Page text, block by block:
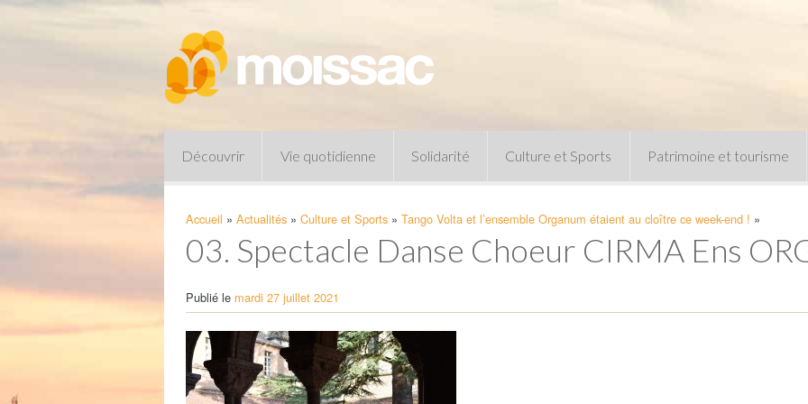
Découvrir Vie quotidienne
Pharmacies de garde
Solidarité
Permanences CCAS
CLSPD
Culture et Sports Patrimoine et tourisme
Un peu d’histoire
Centre de documentation
Archives municipales
Le musée
Accueil » Actualités » Culture et Sports » Tango Volta et l’ensemble Organum étaient au cloître ce week-end ! »
03. Spectacle Danse Choeur CIRMA Ens
Publié le mardi 27 juillet 2021